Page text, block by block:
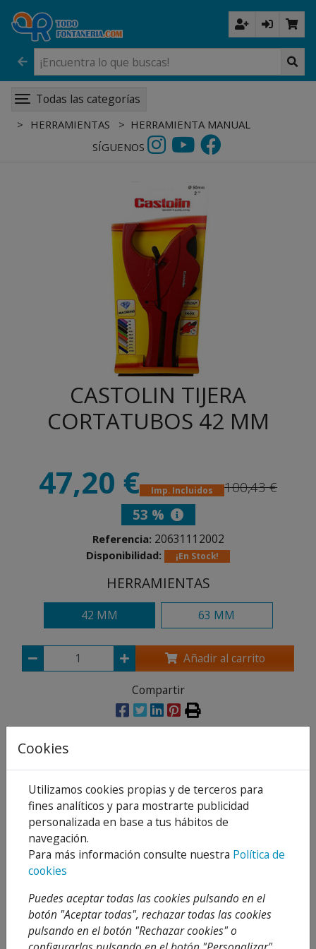
Todas las categorías
HERRAMIENTAS
HERRAMIENTA MANUAL
SÍGUENOS
CASTOLIN TIJERA
CORTATUBOS 42 MM
47,20 € Imp. Incluidos
100,43 €
53 %
Referencia: 20631112002
Disponibilidad: ¡En Stock!
HERRAMIENTAS
42 MM 63 MM
Añadir al carrito
Compartir
Descripción
Detalles
Adjuntos
Opiniones
perpendicular (excepto 26 mm) fabricada en
Acero Inoxidable, evitando accidentes y daños
en el filo (excepto 26 y 35 mm).
Cookies
Utilizamos cookies propias y de terceros para
fines analíticos y para mostrarte publicidad
personalizada en base a tus hábitos de
navegación.
Para más información consulte nuestra Política de
cookies
Puedes aceptar todas las cookies pulsando en el
botón "Aceptar todas", rechazar todas las cookies
pulsando en el botón "Rechazar cookies" o